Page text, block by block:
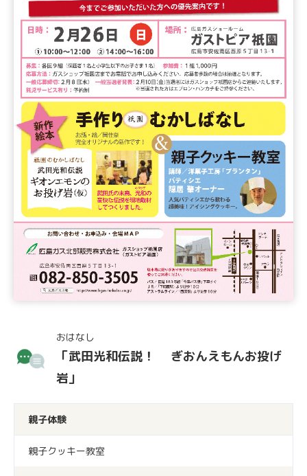
おはなし
「武田光和伝説！ ぎおんえもんお投げ
岩」
親子体験
親子クッキー教室